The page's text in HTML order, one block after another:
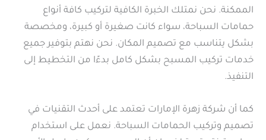
الممكنة. نحن نمتلك الخبرة الكافية لتركيب كافة أنواع
حمامات السباحة، سواء كانت صغيرة أو كبيرة، ومخصصة
بشكل يتناسب مع تصميم المكان. نحن نهتم بتوفير جميع
خدمات تركيب المسبح بشكل كامل بدءًا من التخطيط إلى
التنفيذ.
كما أن شركة زهرة الإمارات تعتمد على أحدث التقنيات في
تصميم وتركيب الحمامات السباحة. نعمل على استخدام